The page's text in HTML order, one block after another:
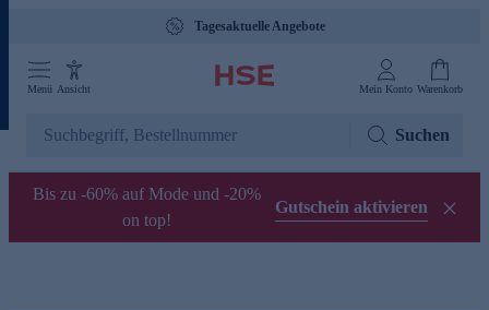
Tagesaktuelle Angebote
Menü Ansicht Mein Konto Warenkorb
Suchen
Bis zu -60% auf Mode und -20%
on top!
Gutschein aktivieren